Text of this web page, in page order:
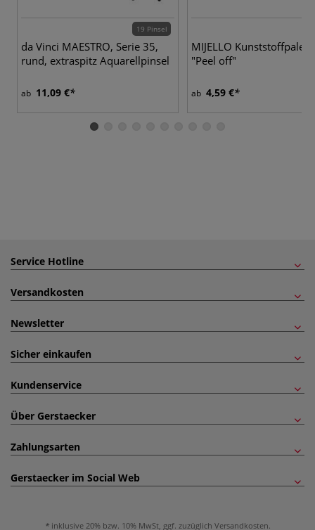
19 Pinsel
da Vinci MAESTRO, Serie 35,
rund, extraspitz Aquarellpinsel
ab 11,09 €
MIJELLO
"Peel off"
ab 4,59 €
Service Hotline
Versandkosten
Newsletter
Sicher einkaufen
Kundenservice
Über Gerstaecker
Zahlungsarten
Gerstaecker im Social Web
inklusive 20% bzw. 10% MwSt, ggf. zuzüglich Versandkosten.